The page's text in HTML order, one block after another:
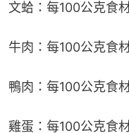
文蛤：每100公克食
牛肉：每100公克食
鴨肉：每100公克食
雞蛋：每100公克食